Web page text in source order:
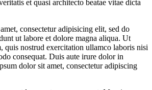
et quasi architecto beatae vitae dicta
consectetur adipisicing elit, sed do
ut labore et dolore magna aliqua. Ut
quis nostrud exercitation ullamco laboris nisi
consequat. Duis aute irure dolor in
dolor sit amet, consectetur adipiscing